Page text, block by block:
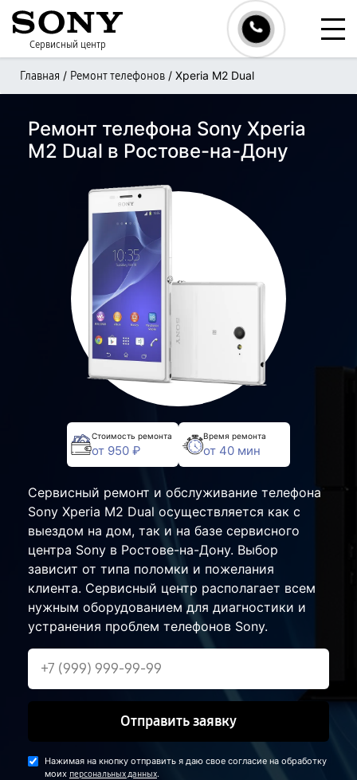
Сервисный центр
Главная / Ремонт телефонов / Xperia M2 Dual
Ремонт телефона Sony Xperia
M2 Dual в Ростове-на-Дону
Стоимость ремонта
от 950 ₽
Время ремонта
от 40 мин
Сервисный ремонт и обслуживание телефона
Sony Xperia M2 Dual осуществляется как с
выездом на дом, так и на базе сервисного
центра Sony в Ростове-на-Дону. Выбор
зависит от типа поломки и пожелания
клиента. Сервисный центр располагает всем
нужным оборудованием для диагностики и
устранения проблем телефонов Sony.
Отправить заявку
Нажимая на кнопку отправить я даю свое согласие на обработку
моих персональных данных.